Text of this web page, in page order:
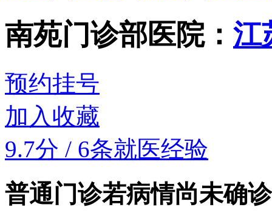
南苑门诊部医院： 江
预约挂号
加入收藏
9.7分 / 6条就医经验
普通门诊若病情尚未确